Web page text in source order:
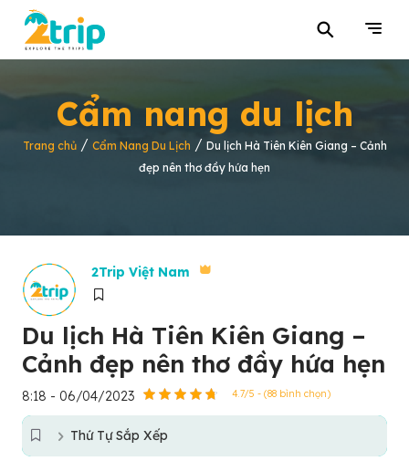
⚲
Cẩm nang du lịch
Trang chủ/ Cẩm Nang Du Lịch / Du lịch Hà Tiên Kiên Giang – Cảnh
đẹp nên thơ đầy hứa hẹn
2Trip Việt Nam
Du lịch Hà Tiên Kiên Giang –
Cảnh đẹp nên thơ đầy hứa hẹn
8:18 - 06/04/2023 4.7/5 - (88 bình chọn)
Thứ Tự Sắp Xếp